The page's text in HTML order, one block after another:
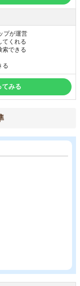
プが運営
てくれる
索できる
る
てみる